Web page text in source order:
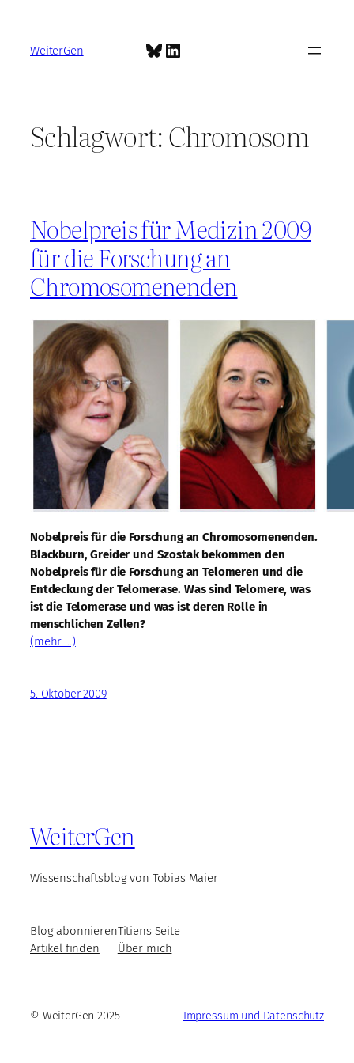
springen
WeiterGen Bluesky
LinkedIn
Schlagwort:Chromosom
Nobelpreis für Medizin 2009
für die Forschung an
Chromosomenenden
Nobelpreis für die Forschung an Chromosomenenden.
Blackburn, Greider und Szostak bekommen den
Nobelpreis für die Forschung an Telomeren und die
Entdeckung der Telomerase. Was sind Telomere, was
ist die Telomerase und was ist deren Rolle in
menschlichen Zellen?
(mehr …)
5. Oktober 2009
WeiterGen
Wissenschaftsblog von Tobias Maier
Blog abonnieren
Artikel finden
Titiens Seite
Über mich
© WeiterGen 2025 Impressum und Datenschutz